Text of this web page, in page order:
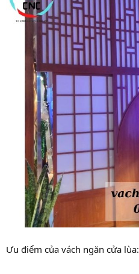
Ưu điểm của vách ngăn cửa lùa: